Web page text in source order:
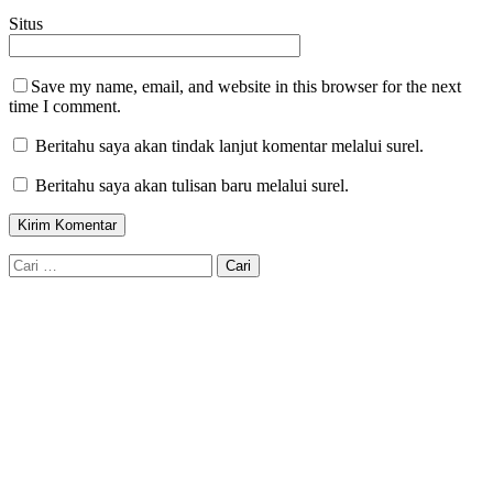
Situs
Save my name, email, and website in this browser for the next
time I comment.
Beritahu saya akan tindak lanjut komentar melalui surel.
Beritahu saya akan tulisan baru melalui surel.
Cari
untuk: